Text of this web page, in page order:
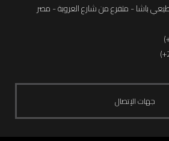
المطيعي باشا - متفرع من شارع العروبة - مصر
جهات اﻹتصال